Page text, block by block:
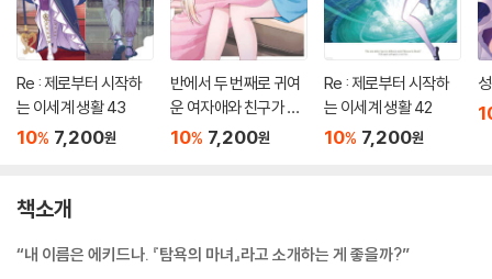
Re : 제로부터 시작하
는 이세계 생활 43
10% 7,200원
반에서 두 번째로 귀여
운 여자애와 친구가 되
었다 7.5
10% 7,200원
Re : 제로부터 시작하
는 이세계 생활 42
10% 7,200원
책소개
“내 이름은 에키드나. 『탐욕의 마녀』라고 소개하는 게 좋을까?”